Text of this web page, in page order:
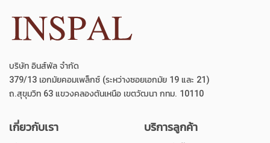
บริษัท อินส์พัล จำกัด
379/13 เอกมัยคอมเพล็กซ์ (ระหว่างซอยเอกมัย 19 และ 21)
ถ.สุขุมวิท 63 แขวงคลองตันเหนือ เขตวัฒนา กทม. 10110
เกี่ยวกับเรา บริการลูกค้า